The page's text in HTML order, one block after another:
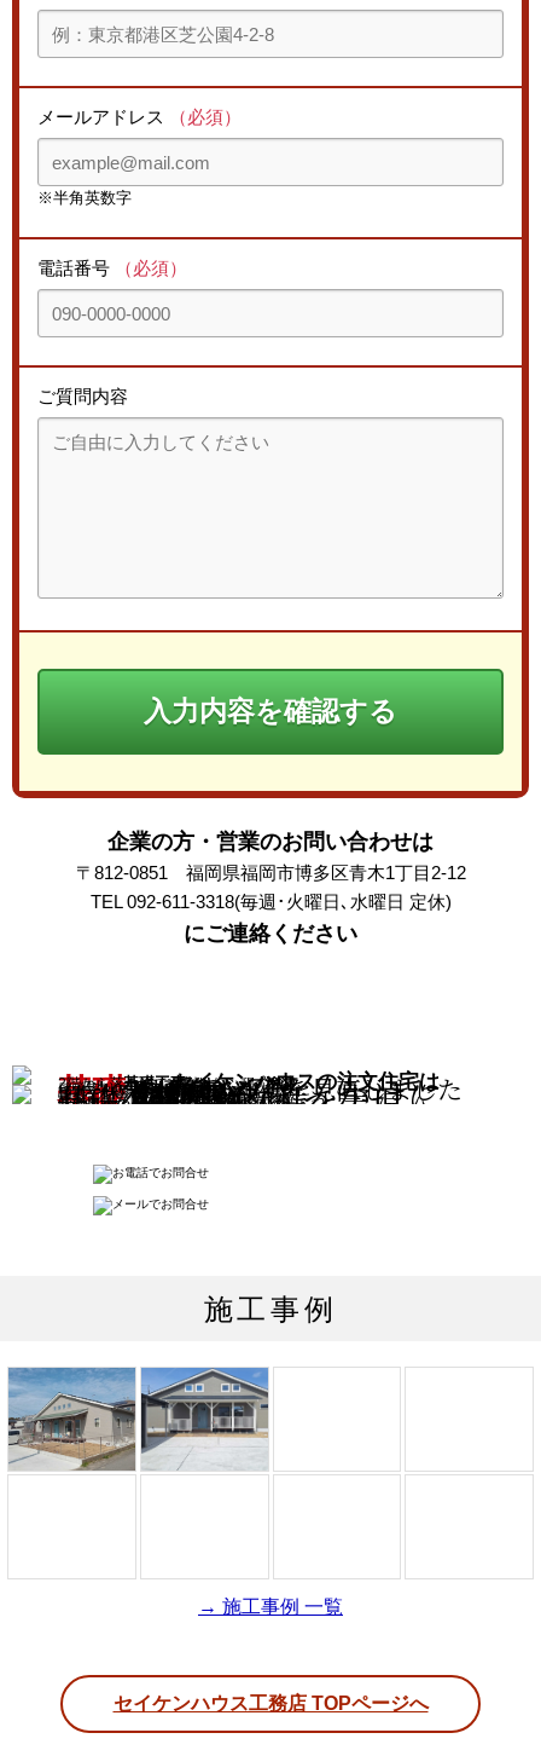
メールアドレス （必須）
※半角英数字
電話番号 （必須）
ご質問内容
入力内容を確認する
企業の方・営業のお問い合わせは
〒812-0851 福岡県福岡市博多区青木1丁目2-12
TEL 092-611-3318(毎週･火曜日､水曜日 定休)
にご連絡ください
の注文住宅
セイケンハウスの注文住宅は
熊本地震をきっかけに
基礎から家づくりを見直しました
基礎工事
ホームメイキャップ塗装
2階から落としても割れない程の強度｡
基礎工事の｢ホームメイキャップ塗装｣
などの外力による破壊を防ぎます｡
基礎の長期耐久性を実現
耐力面材
ハイベストウッド
壁倍率4.0の高耐震･高耐久｡面材工法に
アイシネン
高気密高断熱
極寒や酷暑など日本以上の高温多湿
密高断熱｡環境にも優しい素材です｡
開放感あふれる
吹き抜けと勾配天井
杉材をふんだん使用した吹き抜けの
ザインに｡
シロアリに強い
飫肥杉の温もり
選び抜いた｢飫肥杉｣など無垢杉材を
れる本物の木の家がセイケンハウス
のこだわりの一つです｡
広々とした
高級ウッドデッキ
射を遮り心地よい半屋外空間を実現
します｡
施工事例
→ 施工事例 一覧
セイケンハウス工務店 TOPページへ